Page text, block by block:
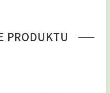
PRODUKTU